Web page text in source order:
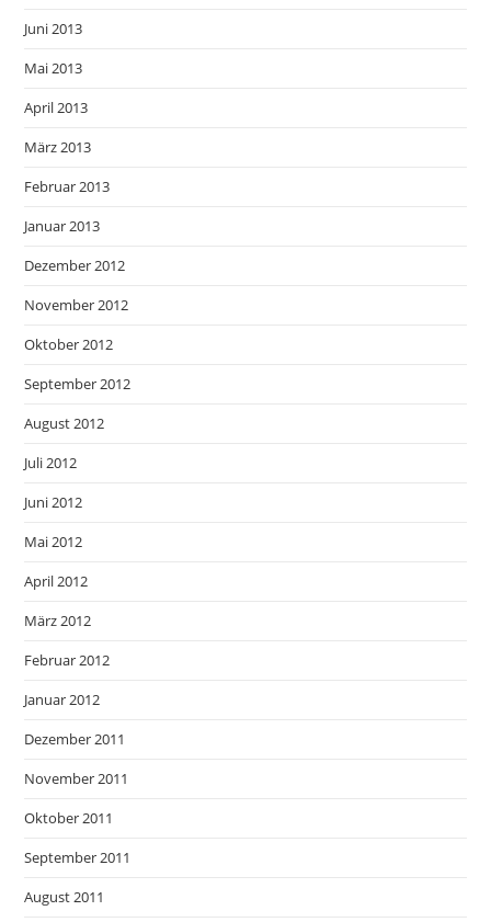
Juni 2013
Mai 2013
April 2013
März 2013
Februar 2013
Januar 2013
Dezember 2012
November 2012
Oktober 2012
September 2012
August 2012
Juli 2012
Juni 2012
Mai 2012
April 2012
März 2012
Februar 2012
Januar 2012
Dezember 2011
November 2011
Oktober 2011
September 2011
August 2011